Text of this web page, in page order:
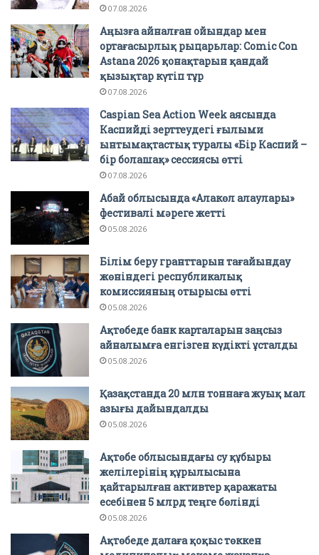
07.08.2026
Аңызға айналған ойындар мен
ортағасырлық рыцарьлар: Comic Con
Astana 2026 қонақтарын қандай
қызықтар күтіп тұр
07.08.2026
Caspian Sea Action Week аясында
Каспийді зерттеудегі ғылыми
ынтымақтастық туралы «Бір Каспий –
бір болашақ» сессиясы өтті
07.08.2026
Абай облысында «Алакөл алаулары»
фестивалі мәреге жетті
05.08.2026
Білім беру гранттарын тағайындау
жөніндегі республикалық
комиссияның отырысы өтті
05.08.2026
Ақтөбеде банк карталарын заңсыз
айналымға енгізген күдікті ұсталды
05.08.2026
Қазақстанда 20 млн тоннаға жуық мал
азығы дайындалды
05.08.2026
Ақтөбе облысындағы су құбыры
желілерінің құрылысына
қайтарылған активтер қаражаты
есебінен 5 млрд теңге бөлінді
05.08.2026
Ақтөбеде далаға қоқыс төккен